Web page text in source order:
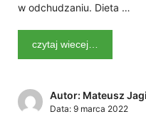
w odchudzaniu. Dieta …
czytaj wiecej…
Autor: Mateusz
Data: 9 marca 2022